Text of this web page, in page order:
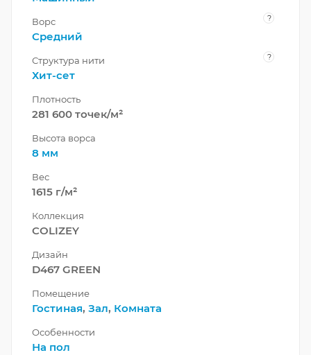
Ворс ?
Средний
Структура нити ?
Хит-сет
Плотность
281 600 точек/м²
Высота ворса
8 мм
Вес
1615 г/м²
Коллекция
COLIZEY
Дизайн
D467 GREEN
Помещение
Гостиная, Зал, Комната
Особенности
На пол